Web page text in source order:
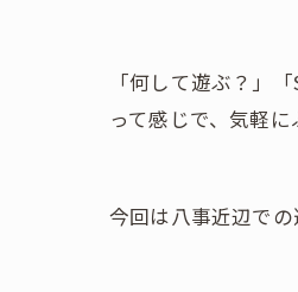
「何して遊ぶ？」
って感じで、気軽
今回は八事近辺で